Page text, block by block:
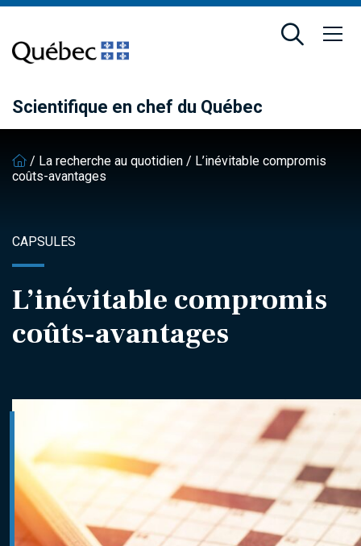
contenu
principal
pied
de
Scientifique en chef du Québec
/ La recherche au quotidien / L’inévitable compromis
coûts-avantages
CAPSULES
L’inévitable compromis
coûts-avantages